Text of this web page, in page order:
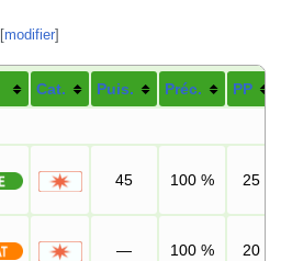
[modifier]
Cat. Puis. Préc. PP
45 100 % 25
— 100 % 20